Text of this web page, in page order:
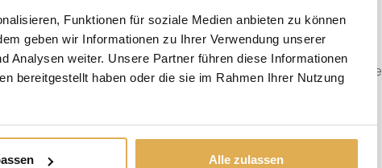
Funktionen für soziale Medien anbieten zu können
geben wir Informationen zu Ihrer Verwendung unserer
Analysen weiter. Unsere Partner führen diese Informationen
bereitgestellt haben oder die sie im Rahmen Ihrer Nutzung
Alle zulassen
Unternehmen
Werte & Phillosophie
Familiengeschichte
Kundenprojekte
Auszeichnungen
Kontakt
In den Seewiesen
67480 Edenkoben
Email: info@biffar.de